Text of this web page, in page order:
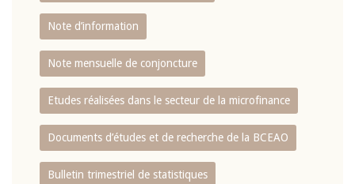
Note d’information
Note mensuelle de conjoncture
Etudes réalisées dans le secteur de la microfinance
Documents d’études et de recherche de la BCEAO
Bulletin trimestriel de statistiques